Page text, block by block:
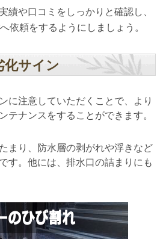
績や口コミをしっかりと確認し、
へ依頼をするようにしましょう。
サイン
に注意していただくことで、より
テナンスをすることができます。
まり、防水層の剥がれや浮きなど
す。他には、排水口の詰まりにも